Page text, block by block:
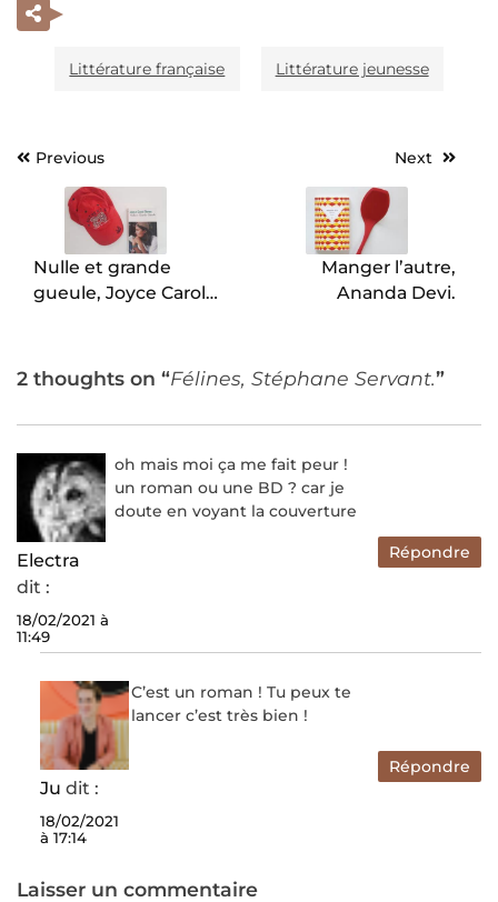
Littérature française Littérature jeunesse
Navigation
l’article
Previous
Nulle et grande
gueule, Joyce Carol
Next
Manger l’autre,
Ananda Devi.
2 thoughts on “Félines, Stéphane Servant.”
Electra
dit :
18/02/2021 à
11:49
oh mais moi ça me fait peur !
un roman ou une BD ? car je
doute en voyant la couverture
Répondre
Ju dit :
18/02/2021
à 17:14
C’est un roman ! Tu peux te
lancer c’est très bien !
Répondre
Laisser un commentaire